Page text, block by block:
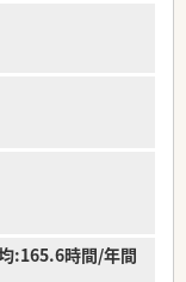
が整っています
ど嬉しいメリットも
:165.6時間/年間